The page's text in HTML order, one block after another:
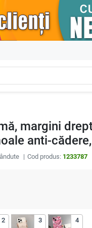
margini
anti-
Cod produs: 1233787
2 3 4